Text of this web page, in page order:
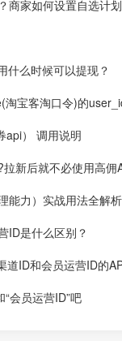
商家如何设置自选计
什么时候可以提现？
宝客淘口令)的
api） 调用说明
新后就不必使用高
能力）实战用法全解
ID是什么区别？
ID和会员运营ID的
会员运营ID”吧